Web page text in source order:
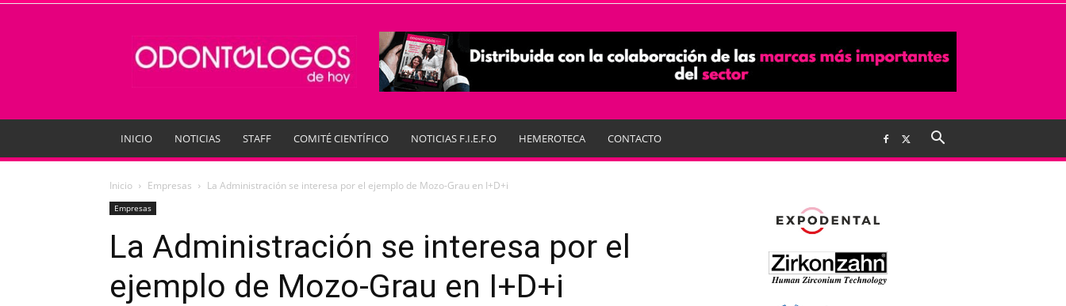
de
Hoy
INICIO NOTICIAS STAFF COMITÉ CIENTÍFICO NOTICIAS F.I.E.F.O HEMEROTECA CONTACTO
Inicio Empresas La Administración se interesa por el ejemplo de Mozo-Grau en I+D+i
Empresas
La Administración se interesa por el
ejemplo de Mozo-Grau en I+D+i